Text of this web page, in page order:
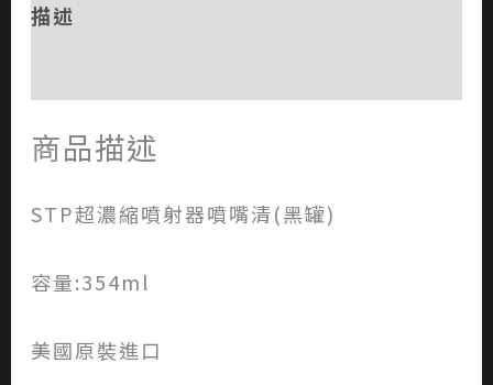
描述
商品描述
STP超濃縮噴射器噴嘴清(黑罐)
容量:354ml
美國原裝進口